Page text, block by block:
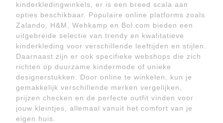
kinderkledingwinkels, er is een breed scala aan
opties beschikbaar. Populaire online platforms zoals
Zalando, H&M, Wehkamp en Bol.com bieden een
uitgebreide selectie van trendy en kwalitatieve
kinderkleding voor verschillende leeftijden en stijlen.
Daarnaast zijn er ook specifieke webshops die zich
richten op duurzame kindermode of unieke
designerstukken. Door online te winkelen, kun je
gemakkelijk verschillende merken vergelijken,
prijzen checken en de perfecte outfit vinden voor
jouw kleintjes, allemaal vanuit het comfort van je
eigen huis.